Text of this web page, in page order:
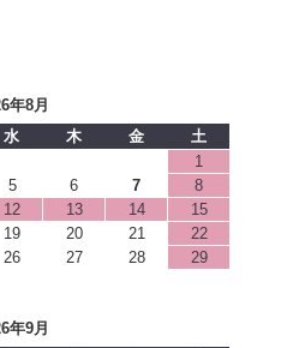
年8月
水 木 金
土
1
5 6 7
8
12 13 14
15
19 20 21
22
26 27 28
29
年9月